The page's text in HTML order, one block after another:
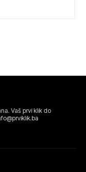
Vaš prvi klik do